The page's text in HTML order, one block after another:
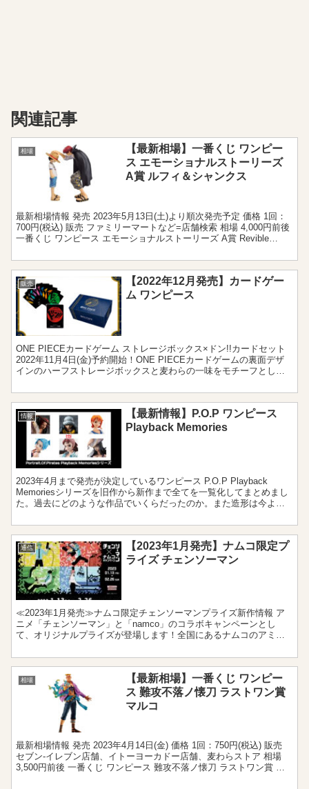
関連記事
相場
【最新相場】一番くじ ワンピー
ス エモーショナルストーリーズ
A賞 ルフィ＆シャンクス
最新相場情報 発売 2023年5月13日(土)より順次発売予定 価格 1回：
700円(税込) 販売 ファミリーマートなど=店舗検索 相場 4,000円前後
一番くじ ワンピース エモーショナルストーリーズ A賞 Revible
販売
【2022年12月発売】カードゲー
ム ワンピース
ONE PIECEカードゲーム ストレージボックス×ドン!!カードセット
2022年11月4日(金)予約開始！ONE PIECEカードゲームの裏面デザ
インのハーフストレージボックスと麦わらの一味をモチーフとした
情報
【最新情報】P.O.P ワンピース
Playback Memories
2023年4月まで発売が決定しているワンピース P.O.P Playback
Memoriesシリーズを旧作から新作まで全てを一覧化してまとめまし
た。過去にどのような作品でいくらだったのか。また造形は今より
通信
【2023年1月発売】ナムコ限定プ
ライズ チェンソーマン
≪2023年1月発売≫ナムコ限定チェンソーマンプライズ新作情報 ア
ニメ「チェンソーマン」と「namco」のコラボキャンペーンとし
て、オリジナルプライズが登場します！全国にあるナムコのアミュ
相場
【最新相場】一番くじ ワンピー
ス 難攻不落ノ懐刀 ラストワン賞
マルコ
最新相場情報 発売 2023年4月14日(金) 価格 1回：750円(税込) 販売
セブン‐イレブン店舗、イトーヨーカドー店舗、麦わらストア 相場
3,500円前後 一番くじ ワンピース 難攻不落ノ懐刀 ラストワン賞 マ